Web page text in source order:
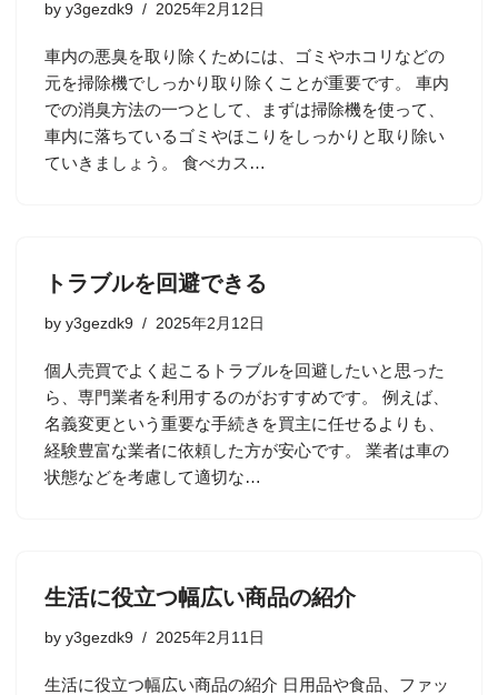
by y3gezdk9 2025年2月12日
車内の悪臭を取り除くためには、ゴミやホコリなどの
元を掃除機でしっかり取り除くことが重要です。 車内
での消臭方法の一つとして、まずは掃除機を使って、
車内に落ちているゴミやほこりをしっかりと取り除い
ていきましょう。 食べカス…
トラブルを回避できる
by y3gezdk9 2025年2月12日
個人売買でよく起こるトラブルを回避したいと思った
ら、専門業者を利用するのがおすすめです。 例えば、
名義変更という重要な手続きを買主に任せるよりも、
経験豊富な業者に依頼した方が安心です。 業者は車の
状態などを考慮して適切な…
生活に役立つ幅広い商品の紹介
by y3gezdk9 2025年2月11日
生活に役立つ幅広い商品の紹介 日用品や食品、ファッ